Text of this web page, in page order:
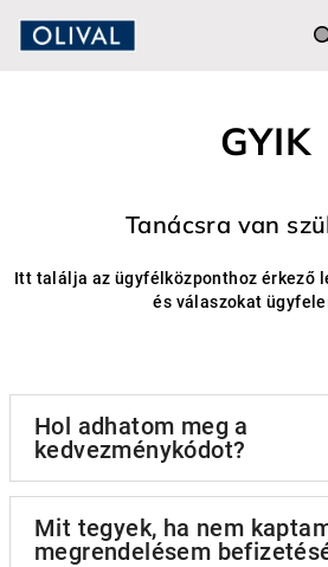
GYIK
Tanácsra van
Itt találja az ügyfélközponthoz érkező
és válaszokat
Hol adhatom meg a
kedvezménykódot?
Mit tegyek, ha nem
megrendelésem